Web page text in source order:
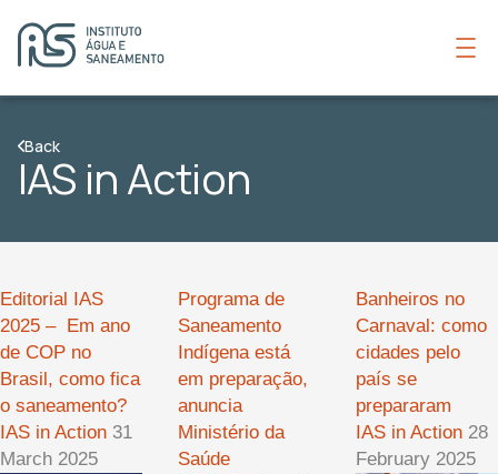
Back
IAS in Action
Editorial IAS
2025 – Em ano
de COP no
Brasil, como fica
o saneamento?
IAS in Action 31
March 2025
Programa de
Saneamento
Indígena está
em preparação,
anuncia
Ministério da
Saúde
Banheiros no
Carnaval: como
cidades pelo
país se
prepararam
IAS in Action 28
February 2025